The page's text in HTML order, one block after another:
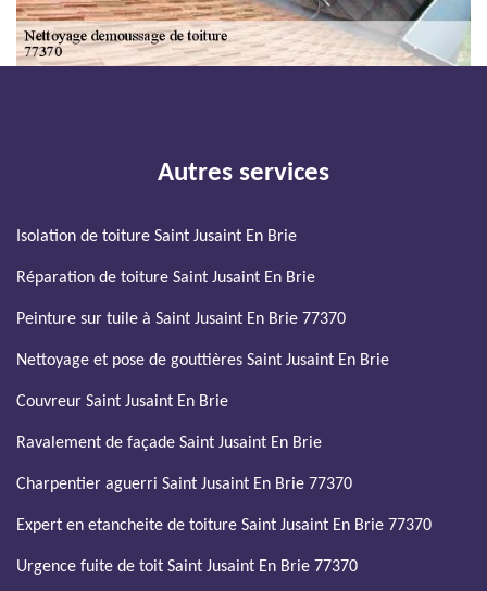
Autres services
Isolation de toiture Saint Jusaint En Brie
Réparation de toiture Saint Jusaint En Brie
Peinture sur tuile à Saint Jusaint En Brie 77370
Nettoyage et pose de gouttières Saint Jusaint En Brie
Couvreur Saint Jusaint En Brie
Ravalement de façade Saint Jusaint En Brie
Charpentier aguerri Saint Jusaint En Brie 77370
Expert en etancheite de toiture Saint Jusaint En Brie 77370
Urgence fuite de toit Saint Jusaint En Brie 77370